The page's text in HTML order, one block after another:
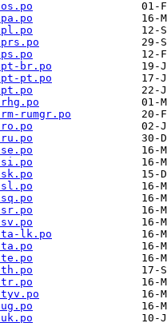
br.po
pt.po
rumgr.po
lk.po